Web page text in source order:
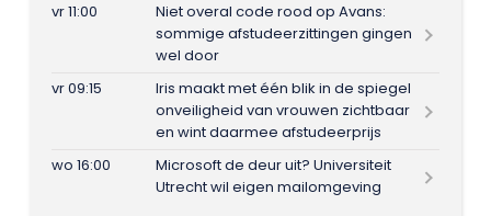
vr 11:00
Niet overal code rood op Avans:
sommige afstudeerzittingen gingen
wel door
vr 09:15
Iris maakt met één blik in de spiegel
onveiligheid van vrouwen zichtbaar
en wint daarmee afstudeerprijs
wo 16:00
Microsoft de deur uit? Universiteit
Utrecht wil eigen mailomgeving